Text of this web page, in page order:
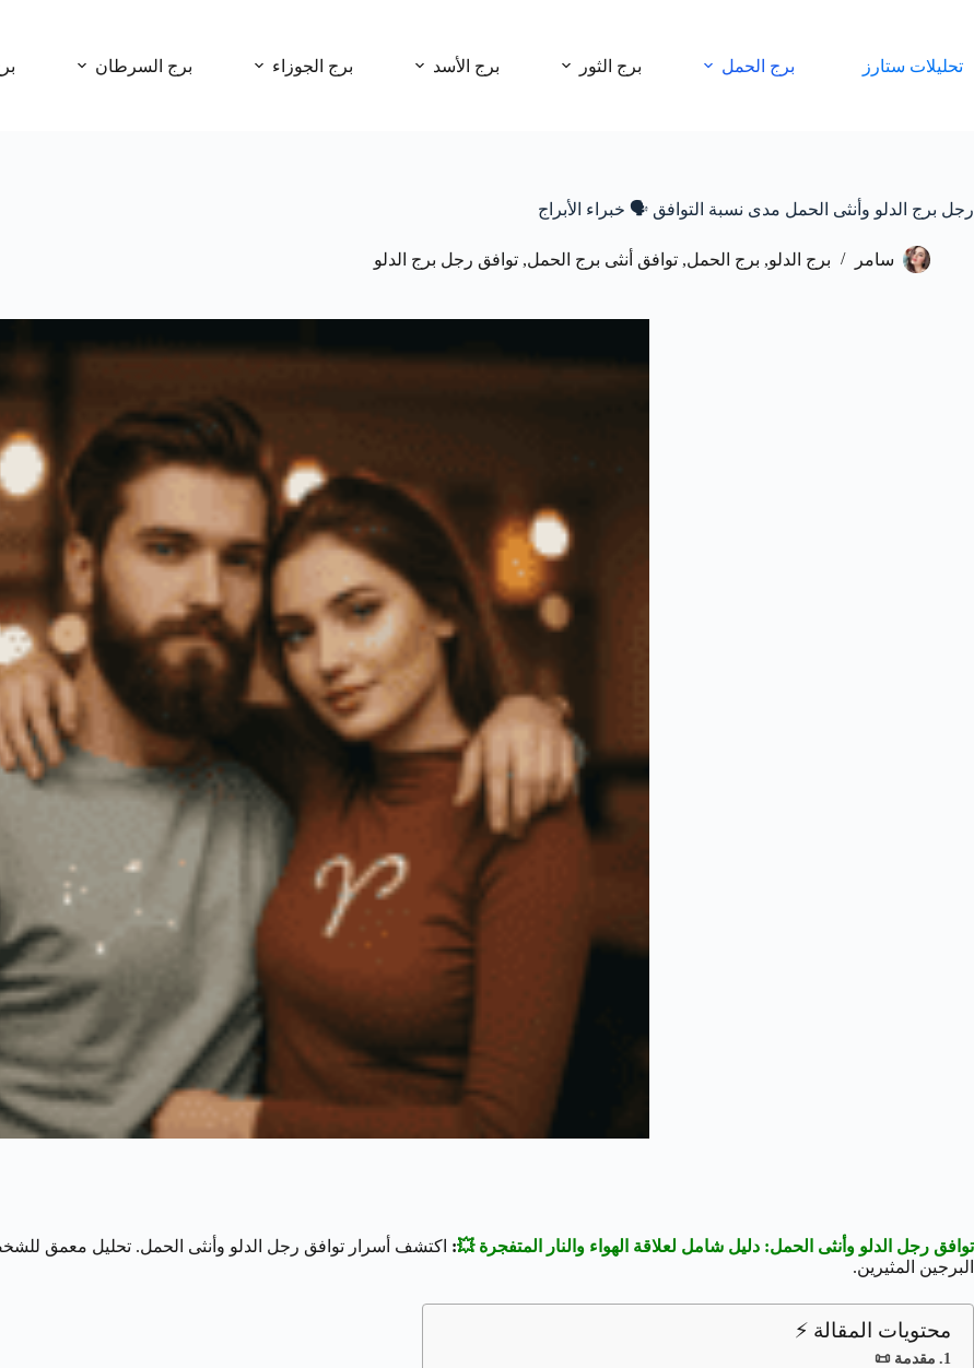
تحليلات ستارز برج الحمل برج الثور برج الأسد برج الجوزاء برج السرطان
رجل برج الدلو وأنثى الحمل مدى نسبة التوافق 🗣️ خبراء الأبراج
سامر برج الدلو, برج الحمل, توافق أنثى برج الحمل, توافق رجل برج الدلو
توافق رجل الدلو وأنثى الحمل: دليل شامل لعلاقة الهواء والنار المتفجرة 💥: اكتشف أسرار توافق رجل الدلو وأنثى الحمل. تحليل معمق
البرجين المثيرين.
محتويات المقالة ⚡
مقدمة 📜